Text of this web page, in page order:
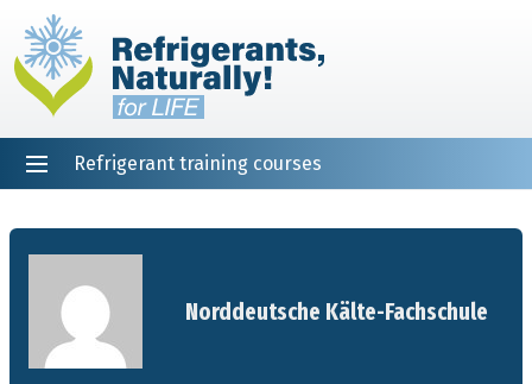
Refrigerant training courses
Norddeutsche Kälte-Fachschule